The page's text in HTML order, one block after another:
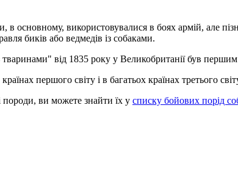
в основному, використовувалися в боях армій, але
биків або ведмедів із собаками.
від 1835 року у Великобританії був
країнах першого світу і в багатьох країнах третього
породи, ви можете знайти їх у списку бойових порід